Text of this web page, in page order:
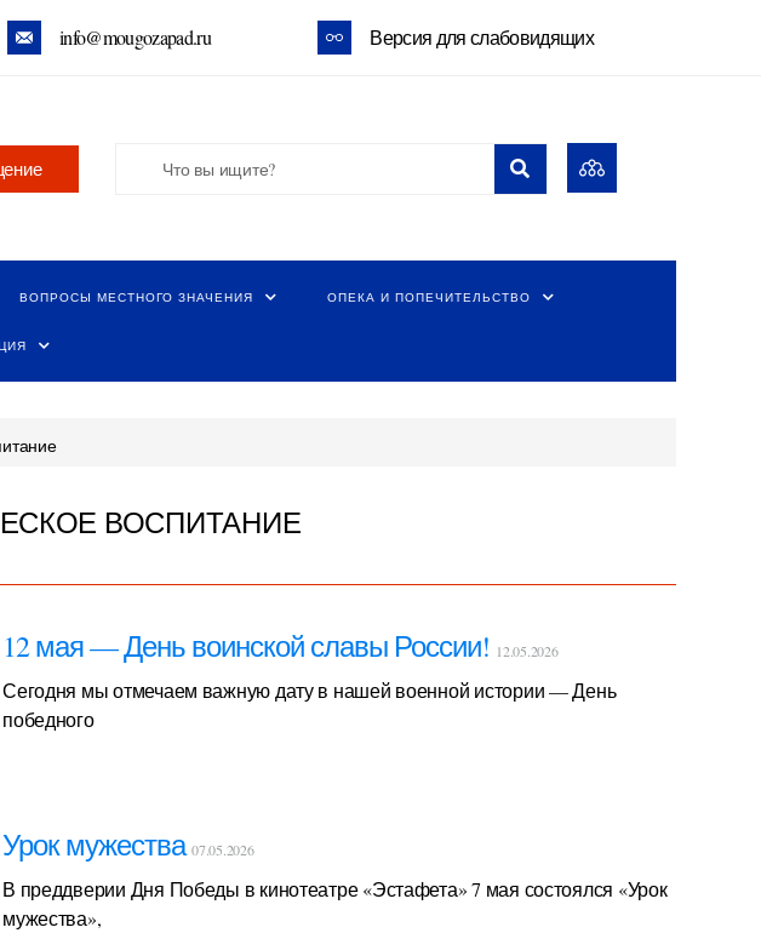
info@mougozapad.ru Версия для слабовидящих
ВОПРОСЫ МЕСТНОГО ЗНАЧЕНИЯ ОПЕКА И ПОПЕЧИТЕЛЬСТВО
ВОСПИТАНИЕ
12 мая — День воинской славы России! 12.05.2026
Сегодня мы отмечаем важную дату в нашей военной истории — День
победного
Урок мужества07.05.2026
В преддверии Дня Победы в кинотеатре «Эстафета» 7 мая состоялся «Урок
мужества»,